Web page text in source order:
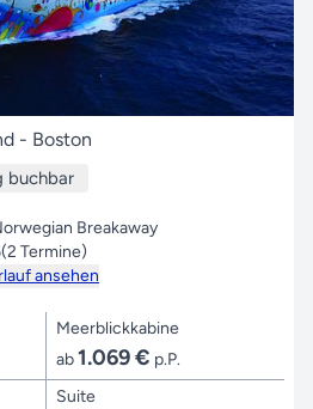
- Boston
buchbar
Breakaway
(2 Termine)
ansehen
Meerblickkabine
ab1.069 € p.P.
Suite